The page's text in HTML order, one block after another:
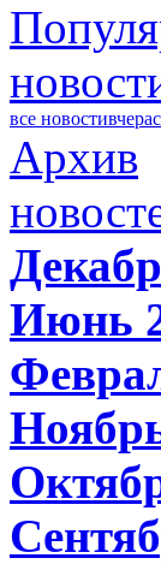
все новостивчера
Архив
Июнь